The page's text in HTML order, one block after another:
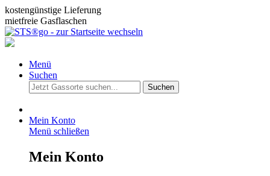
kostengünstige Lieferung
mietfreie Gasflaschen
Menü
Suchen
Suchen
Mein Konto
Menü schließen
Mein Konto